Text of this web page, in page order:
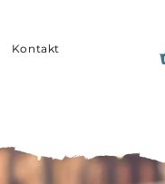
Kontakt